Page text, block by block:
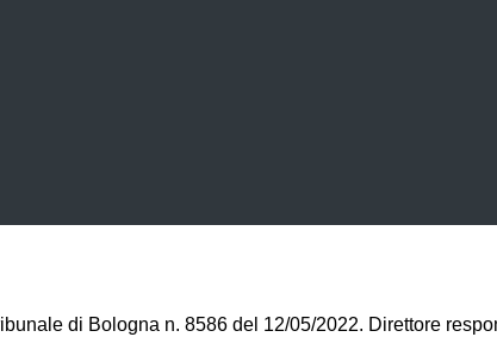
di Bologna n. 8586 del 12/05/2022. Direttore